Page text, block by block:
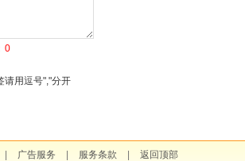
0
请用逗号","分开
广告服务 服务条款 返回顶部